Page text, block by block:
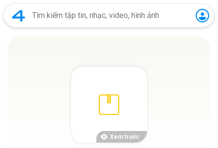
Xem trước